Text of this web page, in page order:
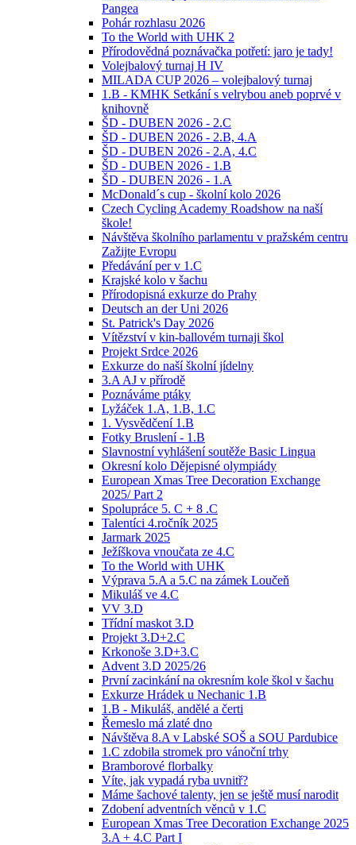
Pangea
Pohár rozhlasu 2026
To the World with UHK 2
Přírodovědná poznávačka potřetí: jaro je tady!
Volejbalový turnaj H IV
MILADA CUP 2026 – volejbalový turnaj
1.B - KMHK Setkání s velrybou aneb poprvé v
knihovně
ŠD - DUBEN 2026 - 2.C
ŠD - DUBEN 2026 - 2.B, 4.A
ŠD - DUBEN 2026 - 2.A, 4.C
ŠD - DUBEN 2026 - 1.B
ŠD - DUBEN 2026 - 1.A
McDonald´s cup - školní kolo 2026
Czech Cycling Academy Roadshow na naší
škole!
Návštěva školního parlamentu v pražském centru
Zažijte Evropu
Předávání per v 1.C
Krajské kolo v šachu
Přírodopisná exkurze do Prahy
Deutsch an der Uni 2026
St. Patrick's Day 2026
Vítězství v kin-ballovém turnaji škol
Projekt Srdce 2026
Exkurze do naší školní jídelny
3.A AJ v přírodě
Poznáváme ptáky
Lyžáček 1.A, 1.B, 1.C
1. Vysvědčení 1.B
Fotky Bruslení - 1.B
Slavnostní vyhlášení soutěže Basic Lingua
Okresní kolo Dějepisné olympiády
European Xmas Tree Decoration Exchange
2025/ Part 2
Spolupráce 5. C + 8 .C
Talentíci 4.ročník 2025
Jarmark 2025
Ježíškova vnoučata ze 4.C
To the World with UHK
Výprava 5.A a 5.C na zámek Loučeň
Mikuláš ve 4.C
VV 3.D
Třídní maskot 3.D
Projekt 3.D+2.C
Krkonoše 3.D+3.C
Advent 3.D 2025/26
První zacinkání na okresním kole škol v šachu
Exkurze Hrádek u Nechanic 1.B
1.B - Mikuláš, andělé a čerti
Řemeslo má zlaté dno
Návštěva 8.A v Labské SOŠ a SOU Pardubice
1.C zdobila stromek pro vánoční trhy
Bramborové florbalky
Víte, jak vypadá ryba uvnitř?
Máme šachové talenty, jen se ještě musí narodit
Zdobení adventních věnců v 1.C
European Xmas Tree Decoration Exchange 2025
3.A + 4.C Part I